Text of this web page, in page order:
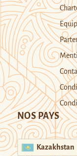
NOS PAYS
Kazakhstan